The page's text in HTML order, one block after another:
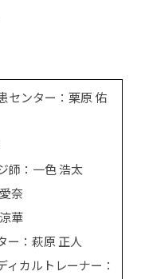
センター：栗原 佑
師：一色 浩太
奈
華
ー：萩原 正人
ィカルトレーナー：